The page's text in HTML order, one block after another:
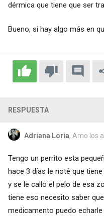
dérmica que tiene que ser
Bueno, si hay algo más en
RESPUESTA
Adriana Loria, Amo los
Tengo un perrito esta
hace 3 días le noté que
y se le callo el pelo de esa
tiene eso necesito saber
medicamento puedo